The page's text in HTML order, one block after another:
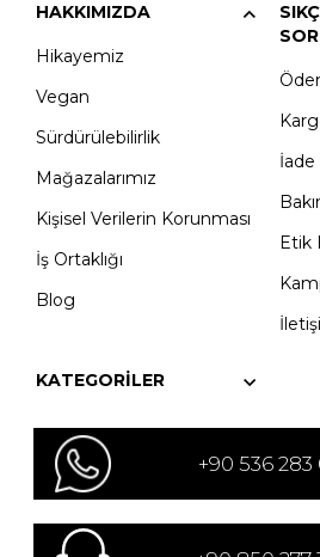
HAKKIMIZDA
Hikayemiz
Vegan
Sürdürülebilirlik
Mağazalarımız
Kişisel Verilerin Korunması
İş Ortaklığı
Blog
Etik
KATEGORILER
+90 536 283